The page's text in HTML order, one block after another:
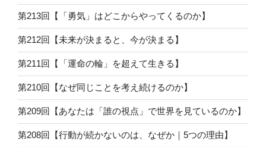
第213回【「勇気」はどこからやってくるのか】
第212回【未来が決まると、今が決まる】
第211回【「運命の輪」を超えて生きる】
第210回【なぜ同じことを考え続けるのか】
第209回【あなたは「誰の視点」で世界を見ているのか】
第208回【行動が続かないのは、なぜか｜5つの理由】